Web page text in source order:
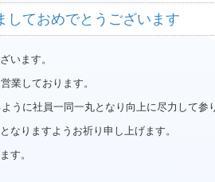
ておめでとうございます
います。
業しております。
うに社員一同一丸となり向上に尽力して参
なりますようお祈り申し上げます。
す。